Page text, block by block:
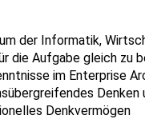
der Informatik,
die Aufgabe gleich zu
im Enterprise
Denken
Denkvermögen